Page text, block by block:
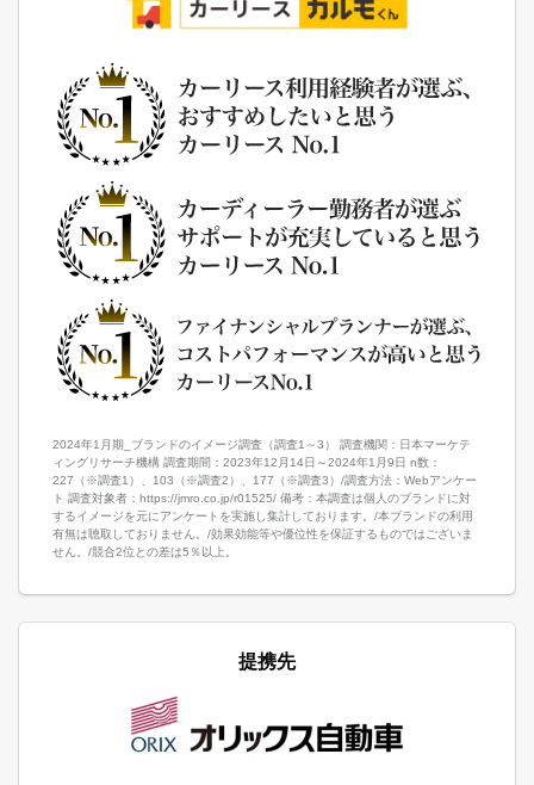
2024年1月期_ブランドのイメージ調査（調査1～3） 調査機関：日本マーケテ
ィングリサーチ機構 調査期間：2023年12月14日～2024年1月9日 n数：
227（※調査1）、103（※調査2）、177（※調査3）/調査方法：Webアンケー
ト 調査対象者：https://jmro.co.jp/r01525/ 備考：本調査は個人のブランドに対
するイメージを元にアンケートを実施し集計しております。/本ブランドの利用
有無は聴取しておりません。/効果効能等や優位性を保証するものではございま
せん。/競合2位との差は5％以上。
提携先